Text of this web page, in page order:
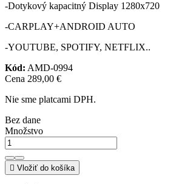
-Dotykový kapacitný Display 1280x720
-CARPLAY+ANDROID AUTO
-YOUTUBE, SPOTIFY, NETFLIX..
Kód: AMD-0994
Cena 289,00 €
Nie sme platcami DPH.
Bez dane
Množstvo
 Vložiť do košíka